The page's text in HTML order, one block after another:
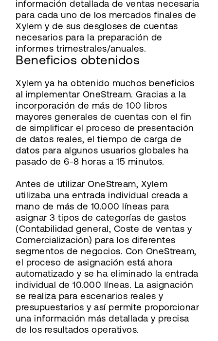
información detallada de ventas necesaria
para cada uno de los mercados finales de
Xylem y de sus desgloses de cuentas
necesarios para la preparación de
informes trimestrales/anuales.
Beneficios obtenidos
Xylem ya ha obtenido muchos beneficios
al implementar OneStream. Gracias a la
incorporación de más de 100 libros
mayores generales de cuentas con el fin
de simplificar el proceso de presentación
de datos reales, el tiempo de carga de
datos para algunos usuarios globales ha
pasado de 6-8 horas a 15 minutos.
Antes de utilizar OneStream, Xylem
utilizaba una entrada individual creada a
mano de más de 10.000 líneas para
asignar 3 tipos de categorías de gastos
(Contabilidad general, Coste de ventas y
Comercialización) para los diferentes
segmentos de negocios. Con OneStream,
el proceso de asignación está ahora
automatizado y se ha eliminado la entrada
individual de 10.000 líneas. La asignación
se realiza para escenarios reales y
presupuestarios y así permite proporcionar
una información más detallada y precisa
de los resultados operativos.